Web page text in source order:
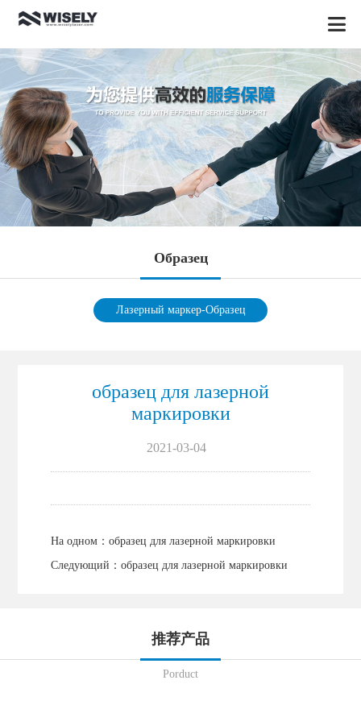
Oбразец
Лазерный маркер-Oбразец
образец для лазерной
маркировки
2021-03-04
На одном： образец для лазерной маркировки
Следующий： образец для лазерной маркировки
推荐产品
Porduct